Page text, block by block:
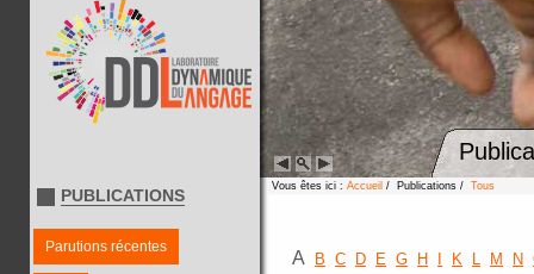
PUBLICATIONS
Parutions récentes
Vous êtes ici : Accueil / Publications / Tous
A B C D E G H K L M N